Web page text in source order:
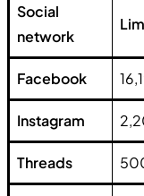
Social
network
Facebook
Instagram
Threads